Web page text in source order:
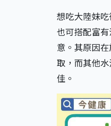
想吃大陸妹
也可搭配富
意。其原因
取，而其他
佳。